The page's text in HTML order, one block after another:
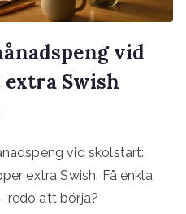
vid
Swish
vid skolstart:
extra Swish. Få enkla
redo att börja?